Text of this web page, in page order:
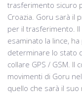
trasferimento sicuro
Croazia. Goru sarà il
per il trasferimento.
esaminato la lince,
determinare lo stato
collare GPS / GSM. Il
movimenti di Goru
quello che sarà il